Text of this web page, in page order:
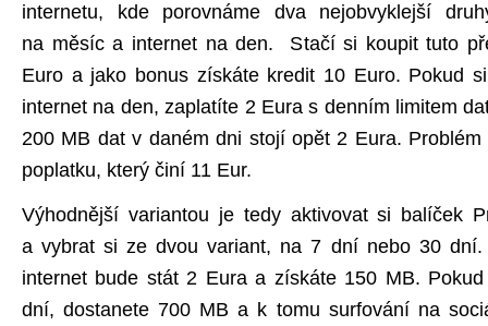
internetu, kde porovnáme dva nejobvyklejší
na měsíc a internet na den. Stačí si koupit tuto
Euro a jako bonus získáte kredit 10 Euro. Pokud
internet na den, zaplatíte 2 Eura s denním limitem
200 MB dat v daném dni stojí opět 2 Eura.
poplatku, který činí 11 Eur.
Výhodnější variantou je tedy aktivovat si balíček
a vybrat si ze dvou variant, na 7 dní nebo 30
internet bude stát 2 Eura a získáte 150 MB.
dní, dostanete 700 MB a k tomu surfování na